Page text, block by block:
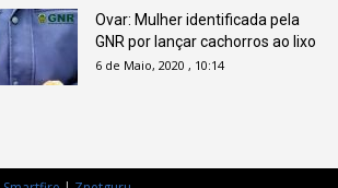
Ovar: Mulher identificada pela
GNR por lançar cachorros ao lixo
6 de Maio, 2020 , 10:14